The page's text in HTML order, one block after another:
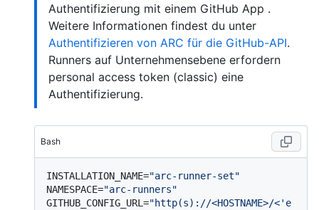
Authentifizierung mit einem GitHub App .
Weitere Informationen findest du unter
Authentifizieren von ARC für die GitHub-API.
Runners auf Unternehmensebene erfordern
personal access token (classic) eine
Authentifizierung.
Bash
INSTALLATION_NAME="arc-runner-set"
NAMESPACE="arc-runners"
GITHUB_CONFIG_URL="http(s)://<HOSTNAME>/<'e